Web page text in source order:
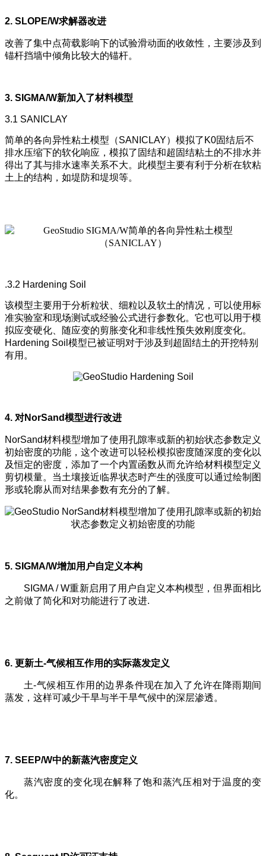
2. SLOPE/W求解器改进
改善了集中点荷载影响下的试验滑动面的收敛性，主要涉及到
锚杆挡墙中倾角比较大的锚杆。
3. SIGMA/W新加入了材料模型
3.1 SANICLAY
简单的各向异性粘土模型（SANICLAY）模拟了K0固结后不
排水压缩下的软化响应，模拟了固结和超固结粘土的不排水并
得出了其与排水速率关系不大。此模型主要有利于分析在软粘
土上的结构，如堤防和堤坝等。
.3.2 Hardening Soil
该模型主要用于分析粒状、细粒以及软土的情况，可以使用标
准实验室和现场测试或经验公式进行参数化。它也可以用于模
拟应变硬化、随应变的剪胀变化和非线性预失效刚度变化。
Hardening Soil模型已被证明对于涉及到超固结土的开挖特别
有用。
4. 对NorSand模型进行改进
NorSand材料模型增加了使用孔隙率或新的初始状态参数定义
初始密度的功能，这个改进可以轻松模拟密度随深度的变化以
及恒定的密度，添加了一个内置函数从而允许给材料模型定义
剪切模量。当土壤接近临界状态时产生的强度可以通过绘制图
形或轮廓从而对结果参数有充分的了解。
5. SIGMA/W增加用户自定义本构
SIGMA / W重新启用了用户自定义本构模型，但界面相比
之前做了简化和对功能进行了改进.
6. 更新土-气候相互作用的实际蒸发定 义
土-气候相互作用的边界条件现在加入了允许在降雨期间
蒸发，这样可减少干旱与半干旱气候中的深层渗透。
7. SEEP/W中的新蒸汽密度定义
蒸汽密度的变化现在解释了饱和蒸汽压相对于温度的变
化。